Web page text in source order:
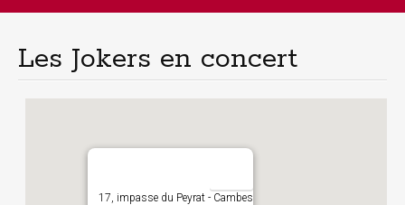
principal
Les Jokers en concert
17, impasse du Peyrat - Cambes